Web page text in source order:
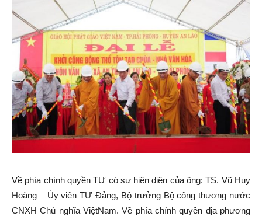
Về phía chính quyền TƯ có sự hiện diện của ông: TS. Vũ Huy
Hoàng – Ủy viên TƯ Đảng, Bộ trưởng Bộ công thương nước
CNXH Chủ nghĩa ViệtNam. Về phía chính quyền địa phương